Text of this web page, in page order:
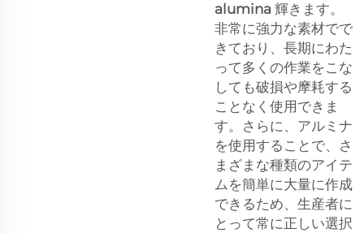
alumina 輝きます。
非常に強力な素材でで
きており、長期にわた
って多くの作業をこな
しても破損や摩耗する
ことなく使用できま
す。さらに、アルミナ
を使用することで、さ
まざまな種類のアイテ
ムを簡単に大量に作成
できるため、生産者に
とって常に正しい選択